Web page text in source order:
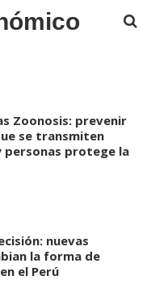
Zoonosis: prevenir
se transmiten
personas protege la
nuevas
la forma de
el Perú